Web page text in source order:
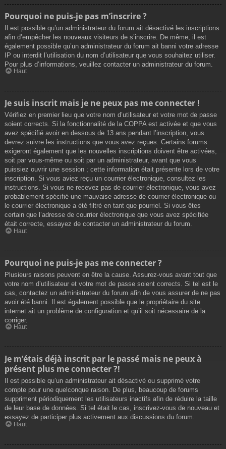
Pourquoi ne puis-je pas m’inscrire ?
Il est possible qu’un administrateur du forum ait désactivé les inscriptions
afin d’empêcher les nouveaux visiteurs de s’inscrire. De même, il est
également possible qu’un administrateur du forum ait banni votre adresse
IP ou interdit l’utilisation du nom d’utilisateur que vous souhaitez utiliser.
Pour plus d’informations, veuillez contacter un administrateur du forum.
Haut
Je suis inscrit mais je ne peux pas me connecter !
Vérifiez en premier lieu que votre nom d’utilisateur et votre mot de passe
soient corrects. Si la fonctionnalité de la COPPA est activée et que vous
avez spécifié avoir en dessous de 13 ans pendant l’inscription, vous
devrez suivre les instructions que vous avez reçues. Certains forums
exigeront également que les nouvelles inscriptions doivent être activées,
soit par vous-même ou soit par un administrateur, avant que vous
puissiez ouvrir une session ; cette information était présente lors de votre
inscription. Si vous aviez reçu un courrier électronique, consultez les
instructions. Si vous ne recevez pas de courrier électronique, vous avez
probablement spécifié une mauvaise adresse de courrier électronique ou
le courrier électronique a été filtré en tant que pourriel. Si vous êtes
certain que l’adresse de courrier électronique que vous avez spécifiée
était correcte, essayez de contacter un administrateur du forum.
Haut
Pourquoi ne puis-je pas me connecter ?
Plusieurs raisons peuvent en être la cause. Assurez-vous avant tout que
votre nom d’utilisateur et votre mot de passe soient corrects. Si tel est le
cas, contactez un administrateur du forum afin de vous assurer de ne pas
avoir été banni. Il est également possible que le propriétaire du site
internet ait un problème de configuration et qu’il soit nécessaire de la
corriger.
Haut
Je m’étais déjà inscrit par le passé mais ne peux à
présent plus me connecter ?!
Il est possible qu’un administrateur ait désactivé ou supprimé votre
compte pour une quelconque raison. De plus, beaucoup de forums
suppriment périodiquement les utilisateurs inactifs afin de réduire la taille
de leur base de données. Si tel était le cas, inscrivez-vous de nouveau et
essayez de participer plus activement aux discussions du forum.
Haut